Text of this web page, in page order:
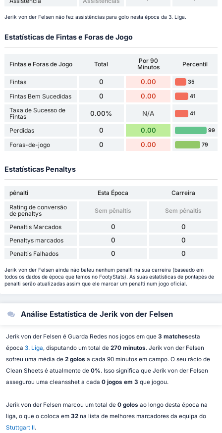
Jerik von der Felsen não fez assistências para golo nesta época da 3. Liga.
Estatísticas de Fintas e Foras de Jogo
Fintas e Foras de Jogo Total
Por 90
Minutos
Percentil
Fintas 0 0.00 35
Fintas Bem Sucedidas 0 0.00 41
Taxa de Sucesso de
Fintas
0.00% N/A 41
Perdidas 0 0.00 99
Foras-de-jogo 0 0.00 79
Estatísticas Penaltys
pênalti Esta Época
Carreira
Rating de conversão
de penaltys
Sem pênaltis Sem pênaltis
Penaltis Marcados 0 0
Penaltys marcados 0 0
Penaltis Falhados 0 0
Jerik von der Felsen ainda não bateu nenhum penalti na sua carreira (baseado em
todos os dados de época que temos no FootyStats). As suas estatísticas de pontapés de
penalti serão atualizadas assim que ele marcar um penalti num jogo oficial.
Análise Estatística de Jerik von der Felsen
Jerik von der Felsen é Guarda Redes nos jogos em que 3 matchesesta
época 3. Liga, disputando um total de 270 minutos. Jerik von der Felsen
sofreu uma média de 2 golos a cada 90 minutos em campo. O seu rácio de
Clean Sheets é atualmente de 0%. Isso significa que Jerik von der Felsen
assegurou uma cleansshet a cada 0 jogos em 3 que jogou.
Jerik von der Felsen marcou um total de 0 golos ao longo desta época na
liga, o que o coloca em 32na lista de melhores marcadores da equipa do
Stuttgart II.